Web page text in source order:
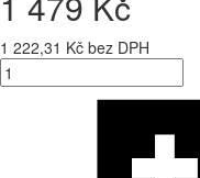
1 222,31 Kč bez DPH